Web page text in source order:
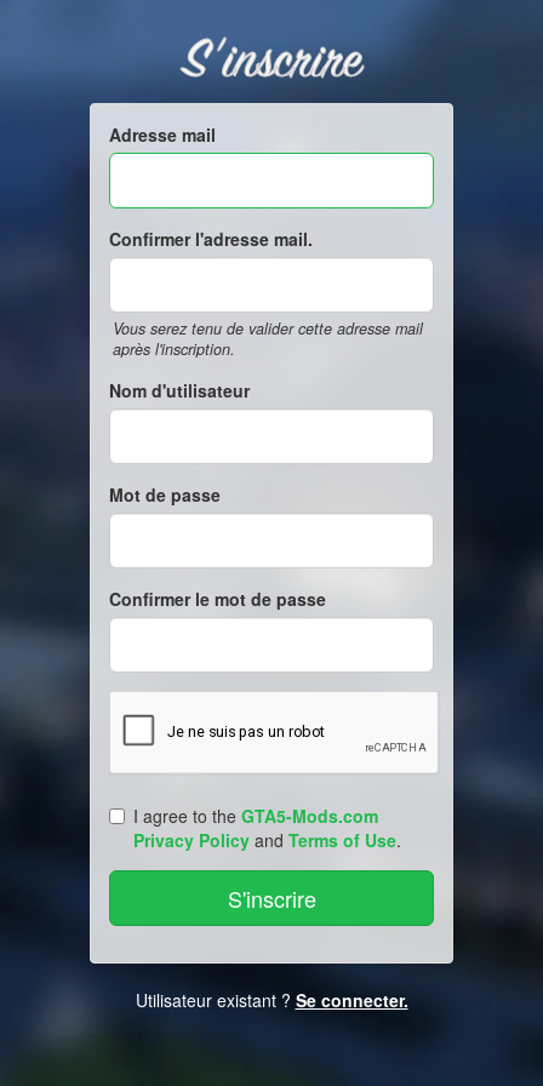
S'inscrire
Adresse mail
Confirmer l'adresse mail.
Vous serez tenu de valider cette adresse mail
après l'inscription.
Nom d'utilisateur
Mot de passe
Confirmer le mot de passe
I agree to the GTA5-Mods.com
Privacy Policy and Terms of Use.
Utilisateur existant ? Se connecter.